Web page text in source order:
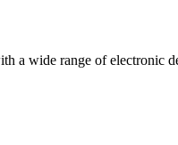
a wide range of electronic